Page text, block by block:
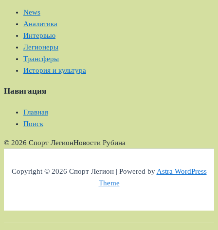
News
Аналитика
Интервью
Легионеры
Трансферы
История и культура
Навигация
Главная
Поиск
© 2026 Спорт ЛегионНовости Рубина
Copyright © 2026 Спорт Легион | Powered byAstra WordPress
Theme